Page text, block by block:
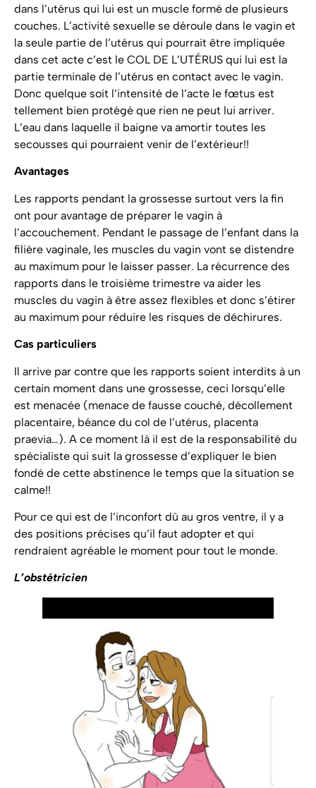
dans l’utérus qui lui est un muscle formé de plusieurs
couches. L’activité sexuelle se déroule dans le vagin et
la seule partie de l’utérus qui pourrait être impliquée
dans cet acte c’est le COL DE L’UTÉRUS qui lui est la
partie terminale de l’utérus en contact avec le vagin.
Donc quelque soit l’intensité de l’acte le fœtus est
tellement bien protégé que rien ne peut lui arriver.
L’eau dans laquelle il baigne va amortir toutes les
secousses qui pourraient venir de l’extérieur!!
Avantages
Les rapports pendant la grossesse surtout vers la fin
ont pour avantage de préparer le vagin à
l’accouchement. Pendant le passage de l’enfant dans la
filière vaginale, les muscles du vagin vont se distendre
au maximum pour le laisser passer. La récurrence des
rapports dans le troisième trimestre va aider les
muscles du vagin à être assez flexibles et donc s’étirer
au maximum pour réduire les risques de déchirures.
Cas particuliers
Il arrive par contre que les rapports soient interdits à un
certain moment dans une grossesse, ceci lorsqu’elle
est menacée (menace de fausse couché, décollement
placentaire, béance du col de l’utérus, placenta
praevia…). A ce moment là il est de la responsabilité du
spécialiste qui suit la grossesse d’expliquer le bien
fondé de cette abstinence le temps que la situation se
calme!!
Pour ce qui est de l’inconfort dû au gros ventre, il y a
des positions précises qu’il faut adopter et qui
rendraient agréable le moment pour tout le monde.
L’obstétricien